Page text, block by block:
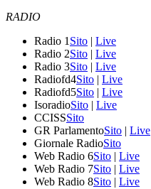
RADIO
Radio 1 Sito | Live
Radio 2Sito | Live
Radio 3Sito | Live
Radiofd4Sito | Live
Radiofd5Sito | Live
IsoradioSito | Live
CCISSSito
GR ParlamentoSito | Live
Giornale RadioSito
Web Radio 6Sito | Live
Web Radio 7Sito | Live
Web Radio 8Sito | Live